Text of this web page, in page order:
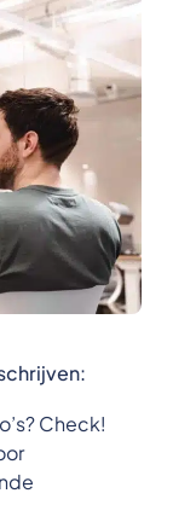
Check!